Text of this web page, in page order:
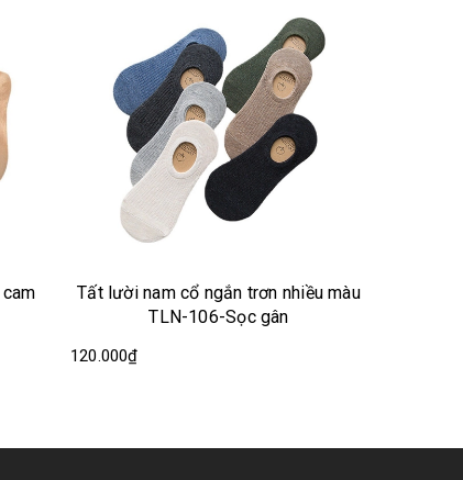
trơn nhiều màu
Tất lười nữ cổ ngắn TLN03 -